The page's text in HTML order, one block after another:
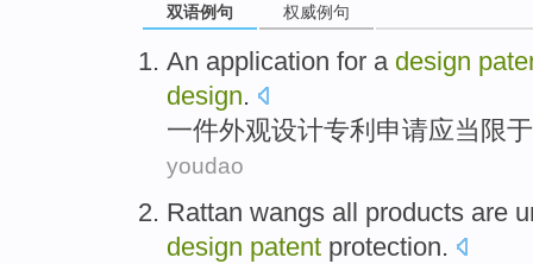
双语例句 权威例句
An application for a design
design.
一件外观设计专利 申请应当 限于
youdao
Rattan wangs all products are
design patent protection.